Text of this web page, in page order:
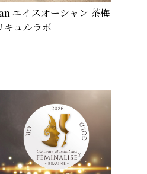
エイスオーシャン 茶梅
キュルラボ